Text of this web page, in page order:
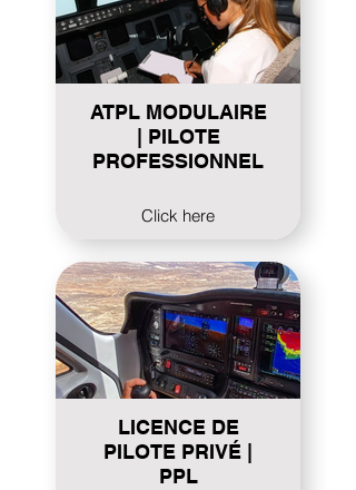
ATPL MODULAIRE
| PILOTE
PROFESSIONNEL
Click here
LICENCE DE
PILOTE PRIVÉ |
PPL